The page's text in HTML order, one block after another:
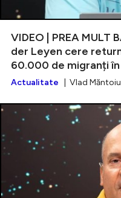
VIDEO | PREA MULT
der Leyen cere
60.000 de migranți
Actualitate | Vlad